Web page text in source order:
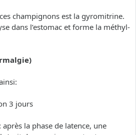
champignons est la gyromitrine.
dans l’estomac et forme la méthyl-
3 jours
la phase de latence, une